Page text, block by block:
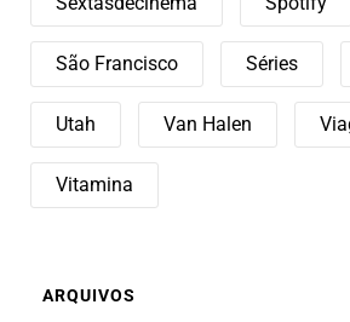
São Francisco Séries
Utah Van Halen
Vitamina
ARQUIVOS